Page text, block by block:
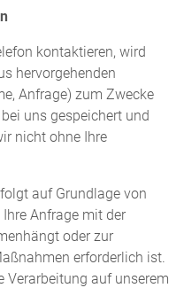
kontaktieren, wird
hervorgehenden
Anfrage) zum Zwecke
uns gespeichert und
nicht ohne Ihre
auf Grundlage von
Ihre Anfrage mit der
oder zur
erforderlich ist.
Verarbeitung auf unserem